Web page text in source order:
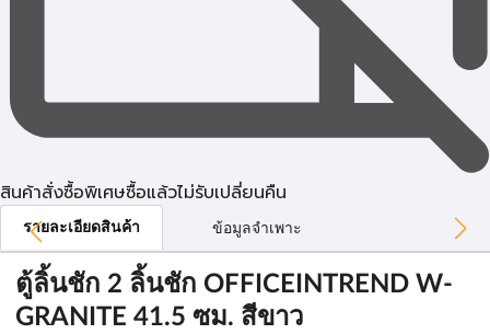
สินค้าสั่งซื้อพิเศษซื้อแล้วไม่รับเปลี่ยนคืน
รายละเอียดสินค้า ข้อมูลจำเพาะ
ตู้ลิ้นชัก 2 ลิ้นชัก OFFICEINTREND W-
GRANITE 41.5 ซม. สีขาว